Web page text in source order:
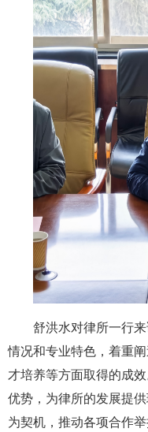
舒洪水对律所一行
情况和专业特色，着重
才培养等方面取得的成
优势，为律所的发展提
为契机，推动各项合作